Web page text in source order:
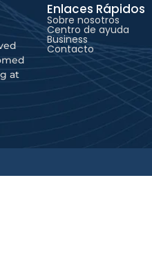
at
Enlaces Rápidos
Sobre nosotros
Centro de ayuda
Business
Contacto